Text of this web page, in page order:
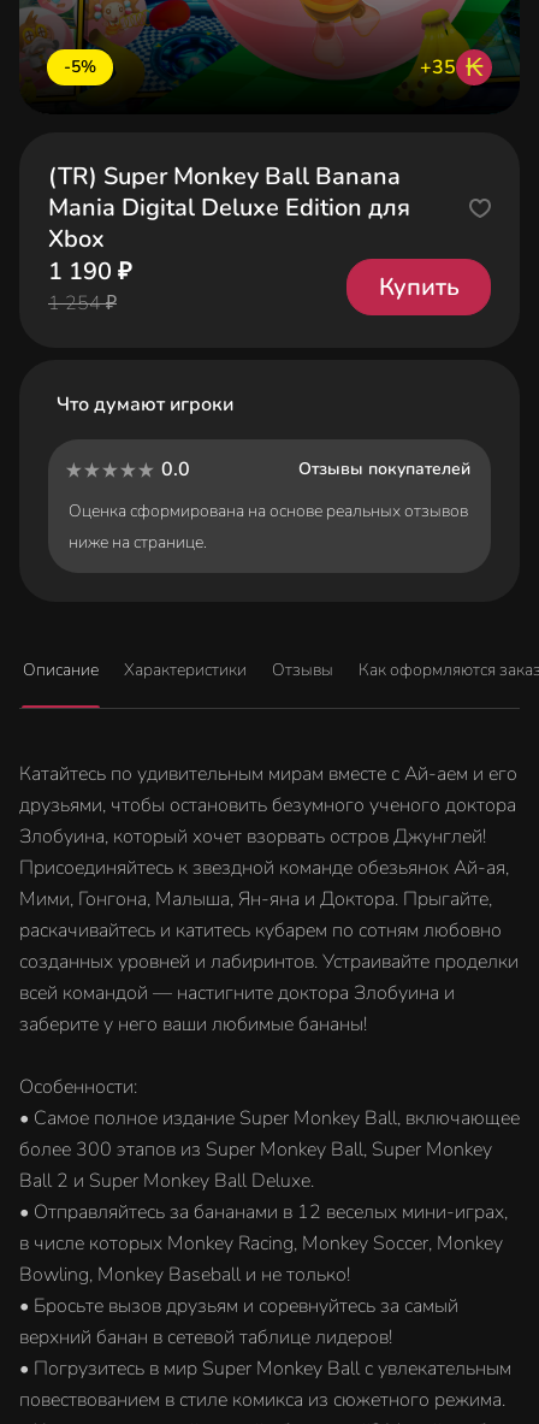
-5% +35 ₭
(TR) Super Monkey Ball Banana
Mania Digital Deluxe Edition для
Xbox
1 190 ₽
1 254 ₽
Купить
Что думают игроки
0.0
Отзывы покупателей
Оценка сформирована на основе реальных отзывов
ниже на странице.
Описание Характеристики Отзывы Как оформляются
Катайтесь по удивительным мирам вместе с Ай-аем и его
друзьями, чтобы остановить безумного ученого доктора
Злобуина, который хочет взорвать остров Джунглей!
Присоединяйтесь к звездной команде обезьянок Ай-ая,
Мими, Гонгона, Малыша, Ян-яна и Доктора. Прыгайте,
раскачивайтесь и катитесь кубарем по сотням любовно
созданных уровней и лабиринтов. Устраивайте проделки
всей командой — настигните доктора Злобуина и
заберите у него ваши любимые бананы!
Особенности:
• Самое полное издание Super Monkey Ball, включающее
более 300 этапов из Super Monkey Ball, Super Monkey
Ball 2 и Super Monkey Ball Deluxe.
• Отправляйтесь за бананами в 12 веселых мини-играх,
в числе которых Monkey Racing, Monkey Soccer, Monkey
Bowling, Monkey Baseball и не только!
• Бросьте вызов друзьям и соревнуйтесь за самый
верхний банан в сетевой таблице лидеров!
• Погрузитесь в мир Super Monkey Ball с увлекательным
повествованием в стиле комикса из сюжетного режима.